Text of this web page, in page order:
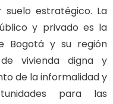
estratégico. La
y privado es la
Bogotá y su región
vivienda digna y
de la informalidad y
para las